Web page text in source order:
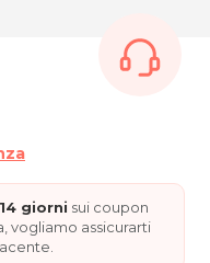
professionali
base di estratti di fiori,
alla
giorni sui coupon
vogliamo assicurarti